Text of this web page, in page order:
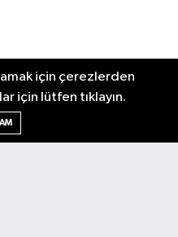
için çerezlerden
için lütfen tıklayın.